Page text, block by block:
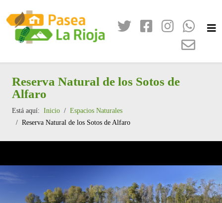
Reserva Natural de los Sotos de
Alfaro
Está aquí: Inicio
Espacios Naturales
Reserva Natural de los Sotos de Alfaro